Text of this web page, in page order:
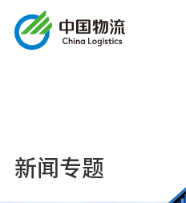
新闻专题